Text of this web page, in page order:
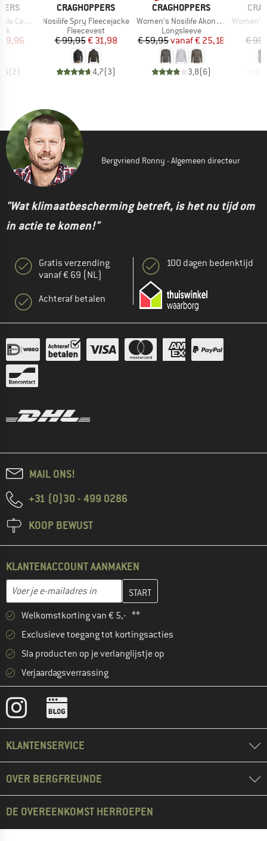
II
prijs
(2)
MERK
CRAGHOPPERS
Artikel
Nosilife Spry Fleecejacke
Productgroep
Fleecevest
Prijs
€ 99,95Verlaagde prijs
€ 31,98
4,7(3)
MERK
CRAGHOPPERS
Artikel
Women's Nosilife Akona Longsleeve
Productgroep
Longsleeve
Prijs
€ 59,95 Verlaagde prijs
vanaf€ 25,18
3,8(6)
Artikel
Women's
€
Bergvriend Ronny - Algemeen directeur
"Wat klimaatbescherming betreft, is het nu tijd om
in actie te komen!"
Gratis verzending
vanaf € 69 (NL)
Achteraf betalen
100 dagen bedenktijd
MAIL ONS!
+31 (0)30 - 499 0286
KOOP BEWUST
KLANTENACCOUNT AANMAKEN
E-mailadres
Vul je e-mailadres hier in en maak in de volgende stap je
Welkomstkorting van € 5,- **
Exclusieve toegang tot kortingsacties
Sla producten op je verlanglijstje op
Verjaardagsverrassing
KLANTENSERVICE
OVER BERGFREUNDE
DE OVEREENKOMST HERROEPEN